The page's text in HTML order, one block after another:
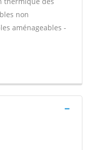
non
aménageables -